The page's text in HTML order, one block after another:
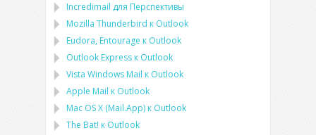
Incredimail для Перспективы
Mozilla Thunderbird к Outlook
Eudora, Entourage к Outlook
Outlook Express к Outlook
Vista Windows Mail к Outlook
Apple Mail к Outlook
Mac OS X (Mail.App) к Outlook
The Bat! к Outlook